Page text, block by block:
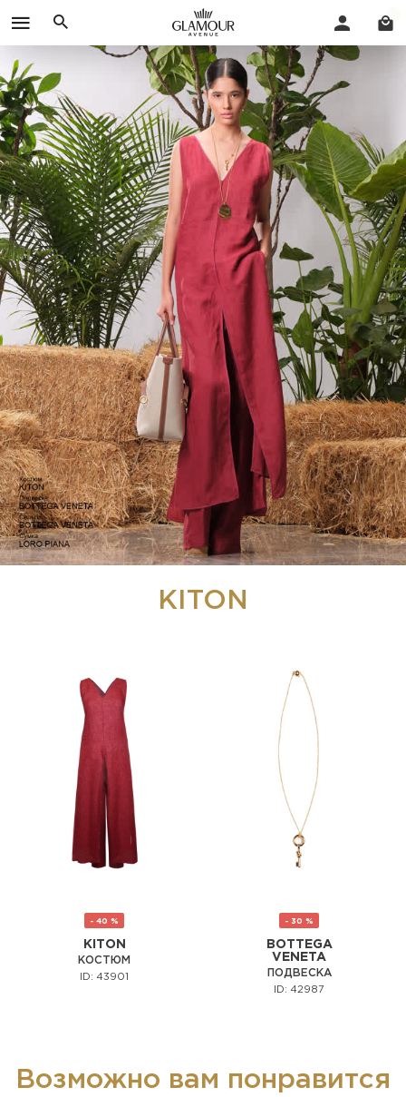
KITON
- 40 %
KITON
КОСТЮМ
ID: 43901
- 30 %
BOTTEGA
VENETA
ПОДВЕСКА
ID: 42987
Возможно вам понравится